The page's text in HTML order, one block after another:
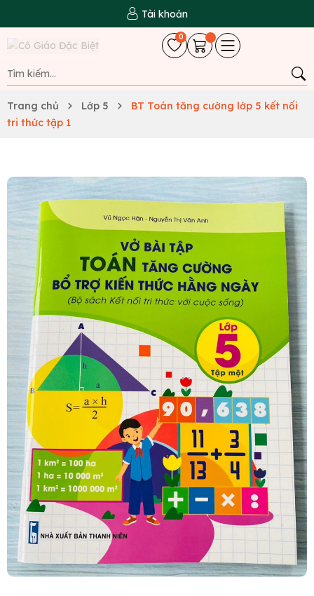
Tài khoản
0
Trang chủ Lớp 5
BT Toán tăng cường lớp 5 kết nối
tri thức tập 1